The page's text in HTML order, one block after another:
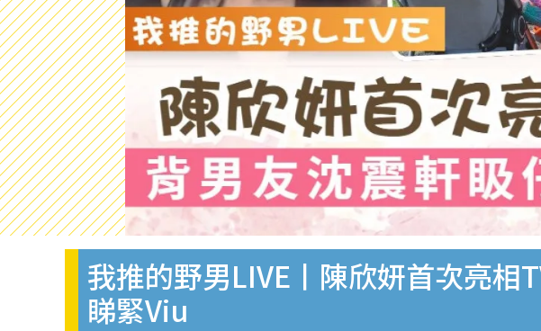
我推的野男LIVE丨陳欣妍首次亮相
睇緊Viu